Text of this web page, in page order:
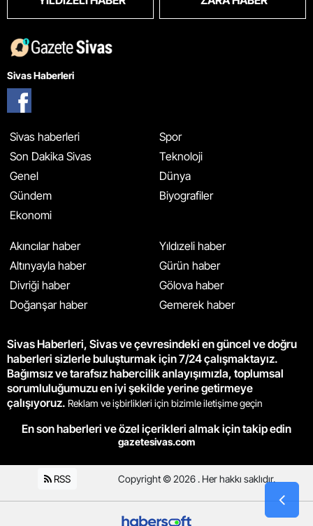
Sivas Haberleri
Sivas haberleri
Son Dakika Sivas
Genel
Gündem
Ekonomi
Spor
Teknoloji
Dünya
Biyografiler
Akıncılar haber
Altınyayla haber
Divriği haber
Doğanşar haber
Yıldızeli haber
Gürün haber
Gölova haber
Gemerek haber
Sivas Haberleri, Sivas ve çevresindeki en güncel ve doğru
haberleri sizlerle buluşturmak için 7/24 çalışmaktayız.
Bağımsız ve tarafsız habercilik anlayışımızla, toplumsal
sorumluluğumuzu en iyi şekilde yerine getirmeye
çalışıyoruz. Reklam ve işbirlikleri için bizimle iletişime geçin
En son haberleri ve özel içerikleri almak için takip edin
gazetesivas.com
RSS Copyright © 2026 . Her hakkı saklıdır.